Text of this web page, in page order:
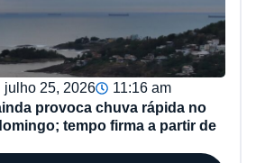
julho 25, 2026
11:16 am
provoca chuva rápida no
tempo firma a partir de